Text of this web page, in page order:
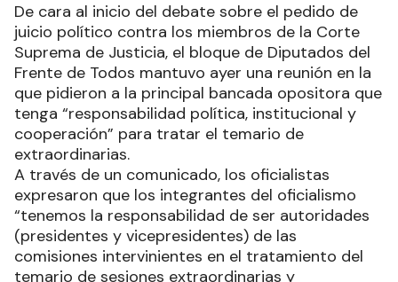
De cara al inicio del debate sobre el pedido de
juicio político contra los miembros de la Corte
Suprema de Justicia, el bloque de Diputados del
Frente de Todos mantuvo ayer una reunión en la
que pidieron a la principal bancada opositora que
tenga “responsabilidad política, institucional y
cooperación” para tratar el temario de
extraordinarias.
A través de un comunicado, los oficialistas
expresaron que los integrantes del oficialismo
“tenemos la responsabilidad de ser autoridades
(presidentes y vicepresidentes) de las
comisiones intervinientes en el tratamiento del
temario de sesiones extraordinarias y